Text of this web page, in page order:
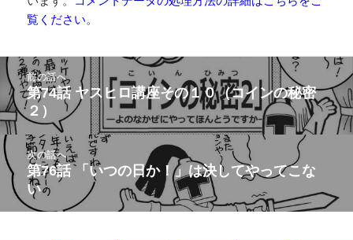
覧ください。
投
稿
ナ
ビ
ゲ
ー
シ
前の話へ
前
の
投
稿:
第74話 ヤスヒロ講座その１０（コインの秘密
２）
次の話へ
次
の
投
第76話 「いつの日か！」は決してやってこな
い